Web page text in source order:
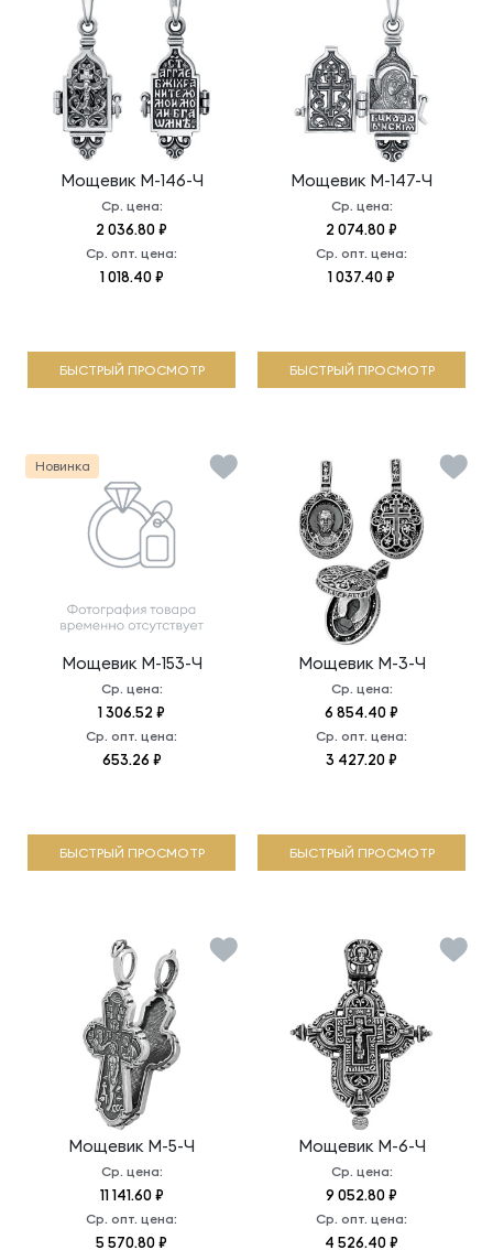
Мощевик М-146-Ч
Ср. цена:
2 036.80 ₽
Ср. опт. цена:
1 018.40 ₽
БЫСТРЫЙ ПРОСМОТР
Мощевик М-147-Ч
Ср. цена:
2 074.80 ₽
Ср. опт. цена:
1 037.40 ₽
БЫСТРЫЙ ПРОСМОТР
Мощевик М-153-Ч
Ср. цена:
1 306.52 ₽
Ср. опт. цена:
653.26 ₽
Новинка
БЫСТРЫЙ ПРОСМОТР
Мощевик М-3-Ч
Ср. цена:
6 854.40 ₽
Ср. опт. цена:
3 427.20 ₽
БЫСТРЫЙ ПРОСМОТР
Мощевик М-5-Ч
Ср. цена:
11 141.60 ₽
Ср. опт. цена:
5 570.80 ₽
Мощевик М-6-Ч
Ср. цена:
9 052.80 ₽
Ср. опт. цена:
4 526.40 ₽